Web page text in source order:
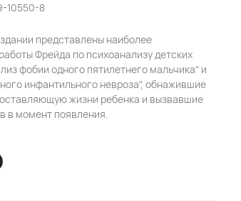
10550-8
представлены наиболее
Фрейда по психоанализу детских
фобии одного пятилетнего мальчика" и
инфантильного невроза", обнажившие
жизни ребенка и вызвавшие
в момент появления.